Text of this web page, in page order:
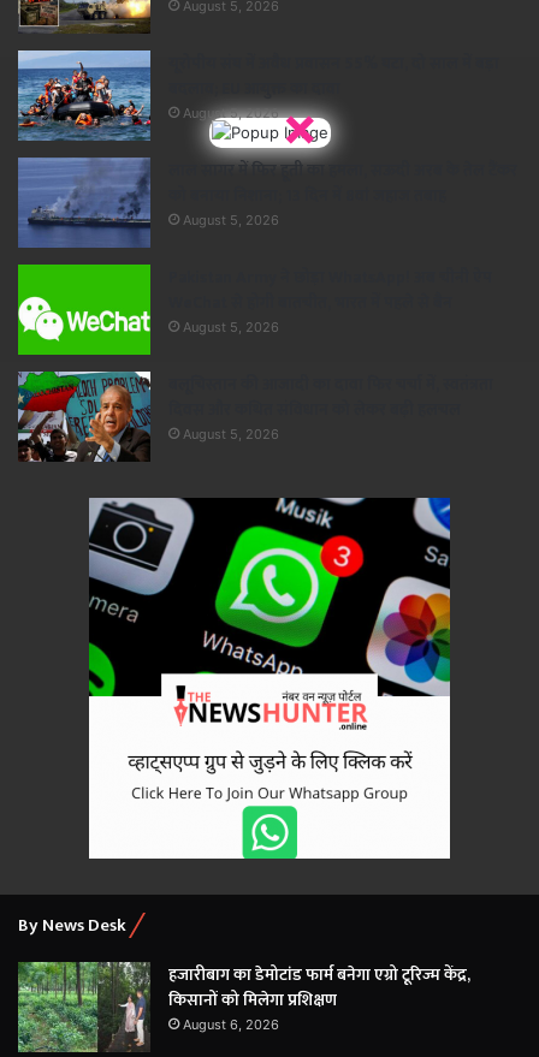
×
August 5, 2026
August 5, 2026
लाल सागर में फिर हूती का हमला, सऊदी अरब के तेल टैंकर
August 5, 2026
August 5, 2026
August 5, 2026
By News Desk
हजारीबाग का डेमोटांड फार्म बनेगा एग्रो टूरिज्म केंद्र,
किसानों को मिलेगा प्रशिक्षण
August 6, 2026